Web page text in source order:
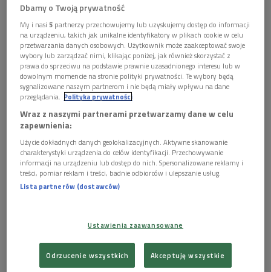
 13'19 
Rozmowa z Joanną Łapińską, dyrektor
programowa Festiwalu Transatlantyk (Wybieram
Dwójkę)
Motywem przewodnim tegorocznej odsłony Festiwalu Transatlantyk była "siła
kobiet" (na zdj. fragment plakatu imprezy)
Foto: mat. promocyjne
Dbamy o Twoją prywatność
My i nasi5 partnerzy przechowujemy lub uzyskujemy dostęp do informacji
na urządzeniu, takich jak unikalne identyfikatory w plikach cookie w celu
przetwarzania danych osobowych. Użytkownik może zaakceptować swoje
wybory lub zarządzać nimi, klikając poniżej, jak również skorzystać z
prawa do sprzeciwu na podstawie prawnie uzasadnionego interesu lub w
dowolnym momencie na stronie polityki prywatności. Te wybory będą
sygnalizowane naszym partnerom i nie będą miały wpływu na dane
przeglądania. Polityka prywatności
Wraz z naszymi partnerami przetwarzamy dane w celu
zapewnienia:
Użycie dokładnych danych geolokalizacyjnych. Aktywne skanowanie
charakterystyki urządzenia do celów identyfikacji. Przechowywanie
informacji na urządzeniu lub dostęp do nich. Spersonalizowane reklamy i
treści, pomiar reklam i treści, badnie odbiorców i ulepszanie usług.
Lista partnerów (dostawców)
Ustawienia zaawansowane
Odrzucenie wszystkich Akceptuję wszystkie